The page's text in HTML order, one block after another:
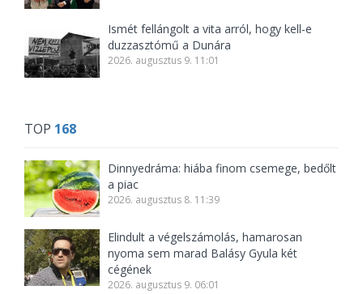
Ismét fellángolt a vita arról, hogy kell-e
duzzasztómű a Dunára
2026. augusztus 9. 11:01
TOP 168
Dinnyedráma: hiába finom csemege, bedőlt
a piac
2026. augusztus 8. 11:39
Elindult a végelszámolás, hamarosan
nyoma sem marad Balásy Gyula két
cégének
2026. augusztus 9. 06:01